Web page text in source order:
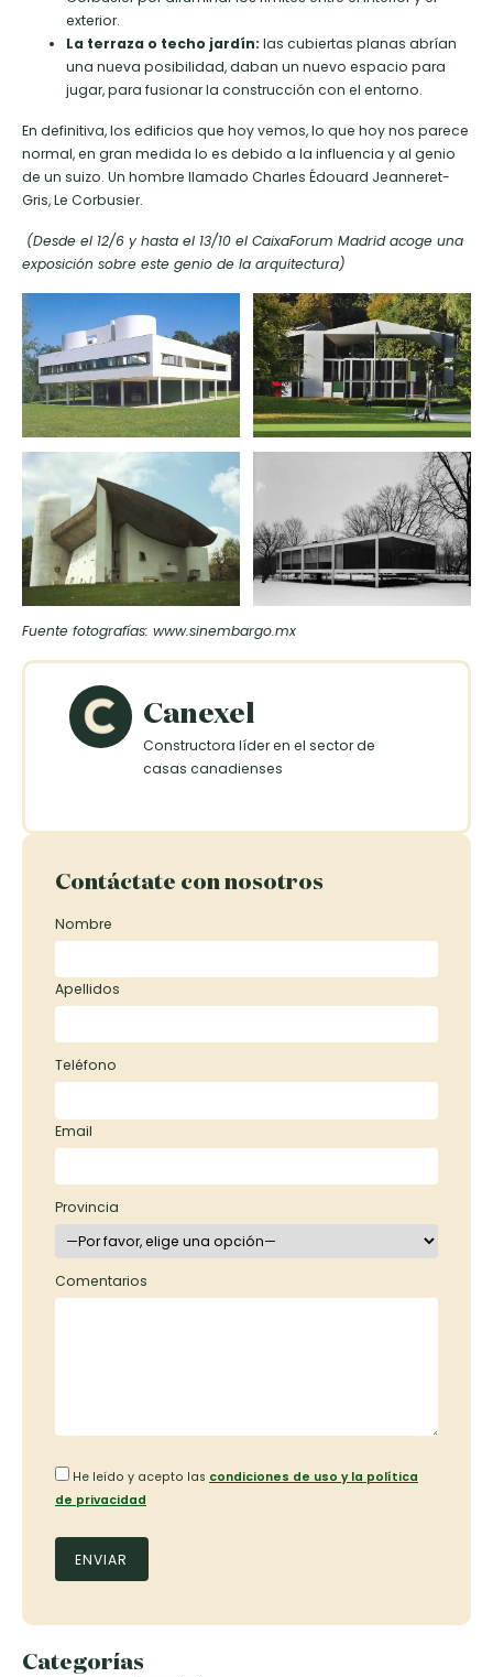
exterior.
La terraza o techo jardín: las cubiertas planas abrían
una nueva posibilidad, daban un nuevo espacio para
jugar, para fusionar la construcción con el entorno.
En definitiva, los edificios que hoy vemos, lo que hoy nos parece
normal, en gran medida lo es debido a la influencia y al genio
de un suizo. Un hombre llamado Charles Édouard Jeanneret-
Gris, Le Corbusier.
(Desde el 12/6 y hasta el 13/10 el CaixaForum Madrid acoge una
exposición sobre este genio de la arquitectura)
Fuente fotografías: www.sinembargo.mx
Canexel
Constructora líder en el sector de
casas canadienses
Contáctate con nosotros
Nombre
Apellidos
Teléfono
Email
Provincia
Comentarios
He leído y acepto las condiciones de uso y la política
de privacidad
Categorías